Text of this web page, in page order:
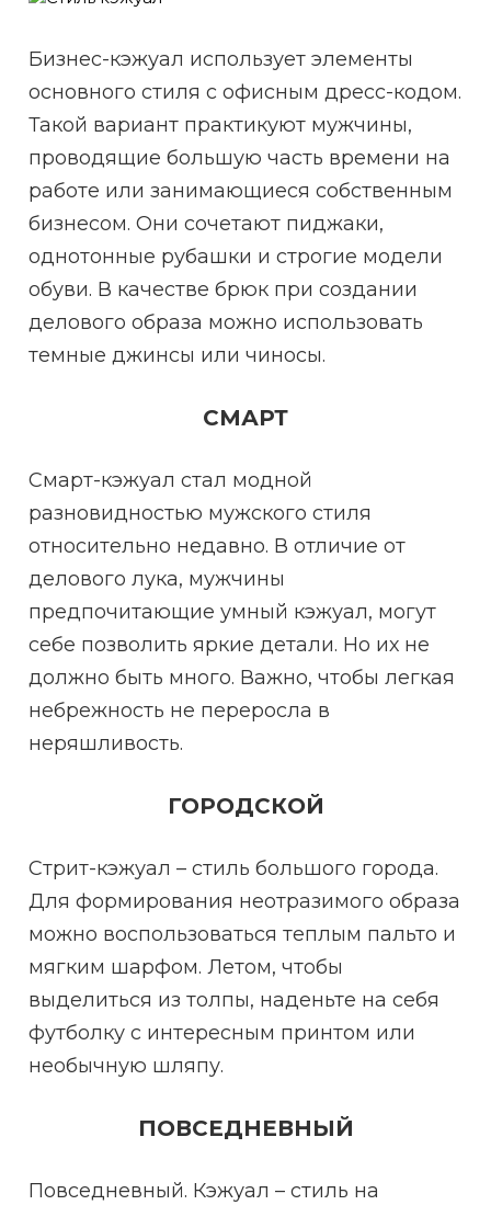
Бизнес-кэжуал использует элементы
основного стиля с офисным дресс-кодом.
Такой вариант практикуют мужчины,
проводящие большую часть времени на
работе или занимающиеся собственным
бизнесом. Они сочетают пиджаки,
однотонные рубашки и строгие модели
обуви. В качестве брюк при создании
делового образа можно использовать
темные джинсы или чиносы.
СМАРТ
Смарт-кэжуал стал модной
разновидностью мужского стиля
относительно недавно. В отличие от
делового лука, мужчины
предпочитающие умный кэжуал, могут
себе позволить яркие детали. Но их не
должно быть много. Важно, чтобы легкая
небрежность не переросла в
неряшливость.
ГОРОДСКОЙ
Стрит-кэжуал – стиль большого города.
Для формирования неотразимого образа
можно воспользоваться теплым пальто и
мягким шарфом. Летом, чтобы
выделиться из толпы, наденьте на себя
футболку с интересным принтом или
необычную шляпу.
ПОВСЕДНЕВНЫЙ
Повседневный. Кэжуал – стиль на